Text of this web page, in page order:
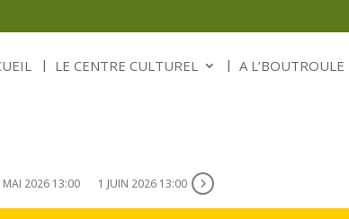
LE CENTRE CULTUREL A L’BOUTROULE
MAI 2026 13:00 1 JUIN 2026 13:00